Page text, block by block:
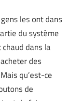
les ont dans
du système
dans la
des
qu’est-ce
de